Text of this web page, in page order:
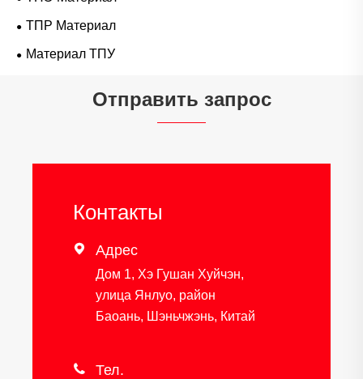
ТПР Материал
Материал ТПУ
Отправить запрос
Контакты
 Адрес
Дом 1, Хэ Гушан Хуйчэн,
улица Янлуо, район
Баоань, Шэньчжэнь, Китай
 Тел.